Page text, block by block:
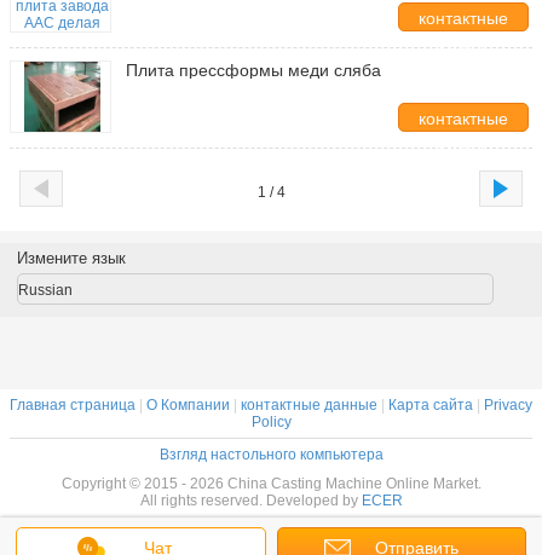
контактные
данные
Плита прессформы меди сляба
контактные
данные
1 / 4
Чат Отправить
Измените язык
Russian
Главная страница О Компании контактные данные Карта сайта
Privacy
Policy
Взгляд настольного компьютера
Copyright © 2015 - 2026 China Casting Machine Online Market.
All rights reserved. Developed by ECER